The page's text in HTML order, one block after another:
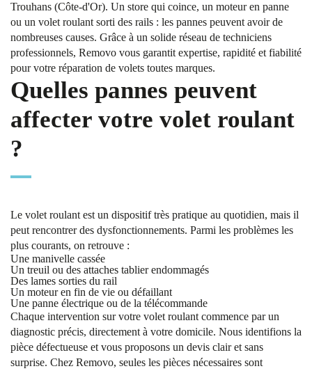
Trouhans (Côte-d'Or). Un store qui coince, un moteur en panne
ou un volet roulant sorti des rails : les pannes peuvent avoir de
nombreuses causes. Grâce à un solide réseau de techniciens
professionnels, Removo vous garantit expertise, rapidité et fiabilité
pour votre réparation de volets toutes marques.
Quelles pannes peuvent
affecter votre volet roulant
?
Le volet roulant est un dispositif très pratique au quotidien, mais il
peut rencontrer des dysfonctionnements. Parmi les problèmes les
plus courants, on retrouve :
Une manivelle cassée
Un treuil ou des attaches tablier endommagés
Des lames sorties du rail
Un moteur en fin de vie ou défaillant
Une panne électrique ou de la télécommande
Chaque intervention sur votre volet roulant commence par un
diagnostic précis, directement à votre domicile. Nous identifions la
pièce défectueuse et vous proposons un devis clair et sans
surprise. Chez Removo, seules les pièces nécessaires sont